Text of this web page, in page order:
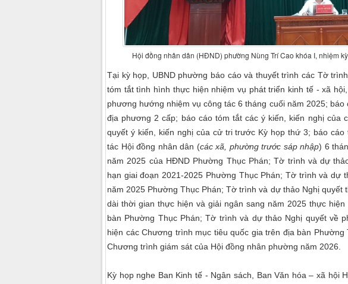
Hội đồng nhân dân (HĐND) phường Nùng Trí Cao khóa I, nhiệm
Tại kỳ họp, UBND phường báo cáo và thuyết trình các Tờ
tóm tắt tình hình thực hiện nhiệm vụ phát triển kinh tế - xã
phương hướng nhiệm vụ công tác 6 tháng cuối năm 2025;
địa phương 2 cấp; báo cáo tóm tắt các ý kiến, kiến nghị
quyết ý kiến, kiến nghị của cử tri trước Kỳ họp thứ 3; báo
tác Hội đồng nhân dân (các xã, phường trước sáp nhập) 6
năm 2025 của HĐND Phường Thục Phán; Tờ trình và dự
hạn giai đoạn 2021-2025 Phường Thục Phán; Tờ trình và dự
năm 2025 Phường Thục Phán; Tờ trình và dự thảo Nghị
dài thời gian thực hiện và giải ngân sang năm 2025 thực
bàn Phường Thục Phán; Tờ trình và dự thảo Nghị quyết về
hiện các Chương trình mục tiêu quốc gia trên địa bàn
Chương trình giám sát của Hội đồng nhân phường năm 2026.
Kỳ họp nghe Ban Kinh tế - Ngân sách, Ban Văn hóa – xã hội